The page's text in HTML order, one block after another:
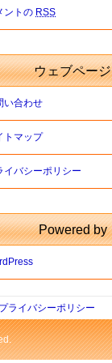
ントの RSS
ウェブページ
い合わせ
トマップ
イバシーポリシー
Powered by
プライバシーポリシー